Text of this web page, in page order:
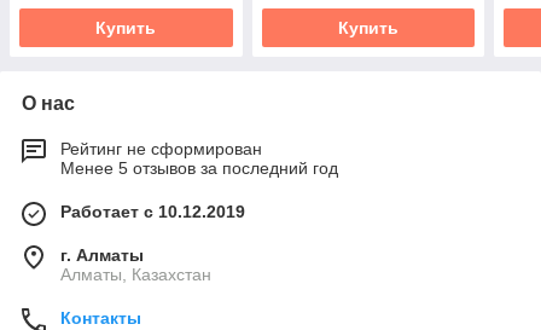
Купить Купить
О нас
Рейтинг не сформирован
Менее 5 отзывов за последний год
Работает с 10.12.2019
г. Алматы
Алматы, Казахстан
Контакты